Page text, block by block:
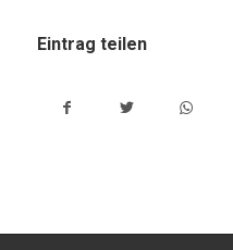
Eintrag teilen